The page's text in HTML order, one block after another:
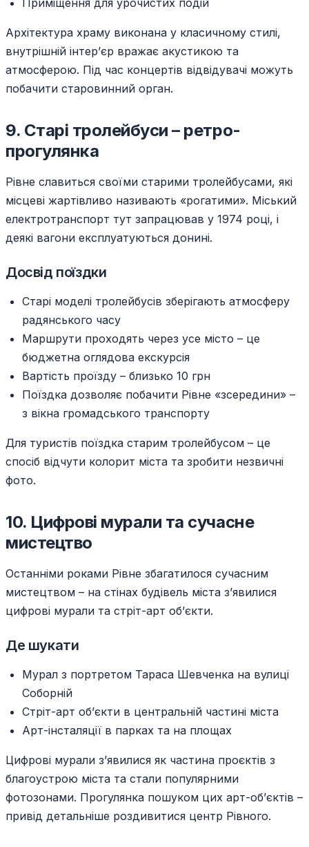
Приміщення для урочистих подій
Архітектура храму виконана у класичному стилі,
внутрішній інтер’єр вражає акустикою та
атмосферою. Під час концертів відвідувачі можуть
побачити старовинний орган.
9. Старі тролейбуси – ретро-
прогулянка
Рівне славиться своїми старими тролейбусами, які
місцеві жартівливо називають «рогатими». Міський
електротранспорт тут запрацював у 1974 році, і
деякі вагони експлуатуються донині.
Досвід поїздки
Старі моделі тролейбусів зберігають атмосферу
радянського часу
Маршрути проходять через усе місто – це
бюджетна оглядова екскурсія
Вартість проїзду – близько 10 грн
Поїздка дозволяє побачити Рівне «зсередини» –
з вікна громадського транспорту
Для туристів поїздка старим тролейбусом – це
спосіб відчути колорит міста та зробити незвичні
фото.
10. Цифрові мурали та сучасне
мистецтво
Останніми роками Рівне збагатилося сучасним
мистецтвом – на стінах будівель міста з’явилися
цифрові мурали та стріт-арт об’єкти.
Де шукати
Мурал з портретом Тараса Шевченка на вулиці
Соборній
Стріт-арт об’єкти в центральній частині міста
Арт-інсталяції в парках та на площах
Цифрові мурали з’явилися як частина проєктів з
благоустрою міста та стали популярними
фотозонами. Прогулянка пошуком цих арт-об’єктів –
привід детальніше роздивитися центр Рівного.